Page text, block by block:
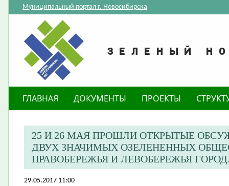
Муниципальный портал г. Новосибирска
ГЛАВНАЯ ДОКУМЕНТЫ ПРОЕКТЫ
25 И 26 МАЯ ПРОШЛИ ОТКРЫТЫЕ
ДВУХ ЗНАЧИМЫХ ОЗЕЛЕНЕННЫХ
ПРАВОБЕРЕЖЬЯ И ЛЕВОБЕРЕЖЬЯ
29.05.2017 11:00